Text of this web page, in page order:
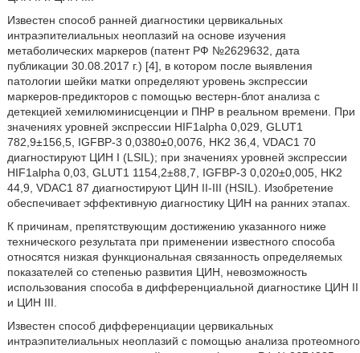
Известен способ ранней диагностики цервикальных
интраэпителиальных неоплазий на основе изучения
метаболических маркеров (патент РФ №2629632, дата
публикации 30.08.2017 г.) [4], в котором после выявления
патологии шейки матки определяют уровень экспрессии
маркеров-предикторов с помощью вестерн-блот анализа с
детекцией хемилюминисценции и ПНР в реальном времени. При
значениях уровней экспрессии HIF1alpha 0,029, GLUT1
782,9±156,5, IGFBP-3 0,0380±0,0076, HK2 36,4, VDAC1 70
диагностируют ЦИН I (LSIL); при значениях уровней экспрессии
HIF1alpha 0,03, GLUT1 1154,2±88,7, IGFBP-3 0,020±0,005, HK2
44,9, VDAC1 87 диагностируют ЦИН II-III (HSIL). Изобретение
обеспечивает эффективную диагностику ЦИН на ранних этапах.
К причинам, препятствующим достижению указанного ниже
технического результата при применении известного способа
относятся низкая функциональная связанность определяемых
показателей со степенью развития ЦИН, невозможность
использования способа в дифференциальной диагностике ЦИН II
и ЦИН III.
Известен способ дифференциации цервикальных
интраэпителиальных неоплазий с помощью анализа протеомного